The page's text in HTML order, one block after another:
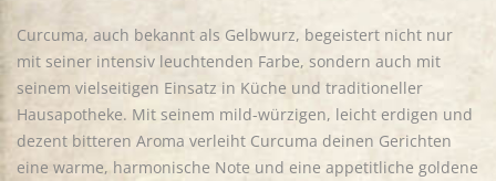
Curcuma, auch bekannt als Gelbwurz, begeistert nicht nur
mit seiner intensiv leuchtenden Farbe, sondern auch mit
seinem vielseitigen Einsatz in Küche und traditioneller
Hausapotheke. Mit seinem mild-würzigen, leicht erdigen und
dezent bitteren Aroma verleiht Curcuma deinen Gerichten
eine warme, harmonische Note und eine appetitliche goldene